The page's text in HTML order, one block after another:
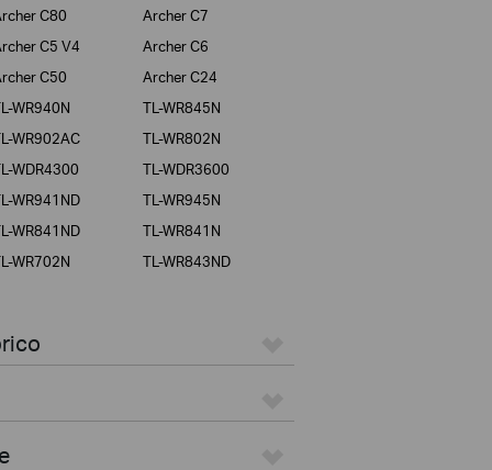
C80
Archer C7
C5 V4
Archer C6
C50
Archer C24
WR940N
TL-WR845N
WR902AC
TL-WR802N
WDR4300
TL-WDR3600
WR941ND
TL-WR945N
WR841ND
TL-WR841N
WR702N
TL-WR843ND